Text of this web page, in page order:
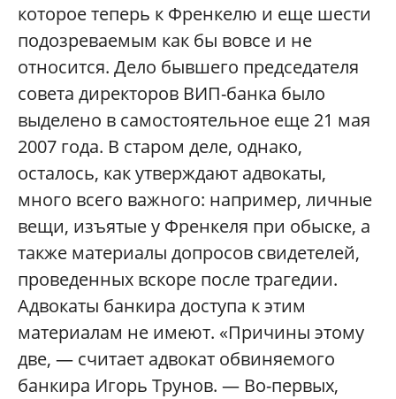
которое теперь к Френкелю и еще шести
подозреваемым как бы вовсе и не
относится. Дело бывшего председателя
совета директоров ВИП-банка было
выделено в самостоятельное еще 21 мая
2007 года. В старом деле, однако,
осталось, как утверждают адвокаты,
много всего важного: например, личные
вещи, изъятые у Френкеля при обыске, а
также материалы допросов свидетелей,
проведенных вскоре после трагедии.
Адвокаты банкира доступа к этим
материалам не имеют. «Причины этому
две, — считает адвокат обвиняемого
банкира Игорь Трунов. — Во-первых,